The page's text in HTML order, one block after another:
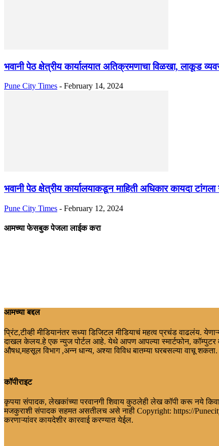
भवानी पेठ क्षेत्रीय कार्यालयात अतिक्रमणाचा विळखा, लाकूड
Pune City Times - February 14, 2024
भवानी पेठ क्षेत्रीय कार्यालयाकडून माहिती अधिकार कायदा
Pune City Times - February 12, 2024
आमच्या फेसबुक पेजला लाईक करा
आमच्या बद्दल
प्रिंट,टीव्ही मीडियानंतर सध्या डिजिटल मीडियाचं महत्व प्रचंड वाढलंय.
दाखल केलय.हे एक न्युज पोर्टल आहे. येथे आपण आपल्या स्मार्टफोन, कॉम्पुटर
औषध,महसूल विभाग ,अन्न धान्य, अश्या विविध बातम्या घरबसल्या वाचू
कॉपीराइट
कृपया संपादक, लेखकांच्या परवानगी शिवाय कुठलेही लेख कॉपी करू नये
मजकुराशी संपादक सहमत असतीलच असे नाही Copyright: https://
करणाऱ्यांवर कायदेशीर कारवाई करण्यात येईल.